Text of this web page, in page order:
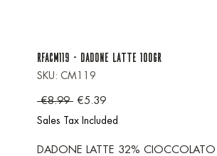
RFACM119 - DADONE LATTE 100GR
SKU: CM119
€8.99 Regular Price
€5.39Sale Price
Sales Tax Included
DADONE LATTE 32% CIOCCOLATO